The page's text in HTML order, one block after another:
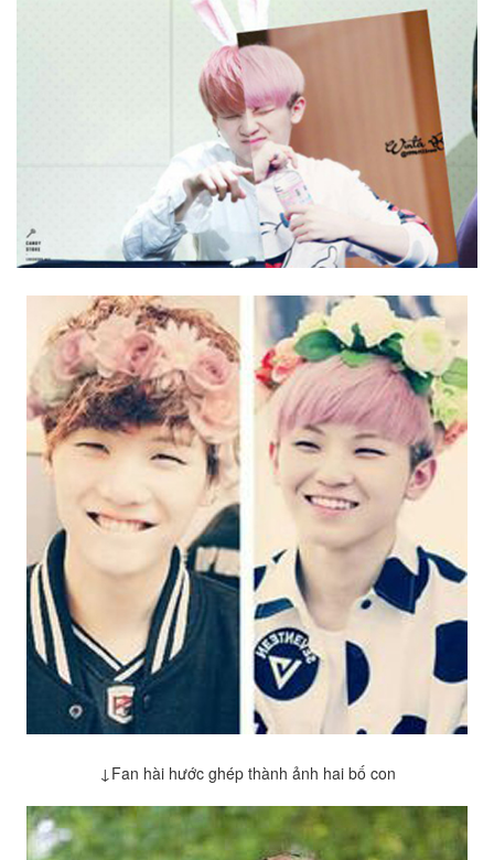
↓Fan hài hước ghép thành ảnh hai bố con